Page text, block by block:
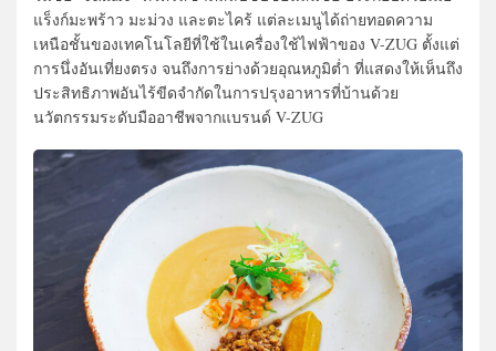
แร็งก์มะพร้าว มะม่วง และตะไคร้ แต่ละเมนูได้ถ่ายทอดความ
เหนือชั้นของเทคโนโลยีที่ใช้ในเครื่องใช้ไฟฟ้าของ V-ZUG ตั้งแต่
การนึ่งอันเที่ยงตรง จนถึงการย่างด้วยอุณหภูมิต่ำ ที่แสดงให้เห็นถึง
ประสิทธิภาพอันไร้ขีดจำกัดในการปรุงอาหารที่บ้านด้วย
นวัตกรรมระดับมืออาชีพจากแบรนด์ V-ZUG